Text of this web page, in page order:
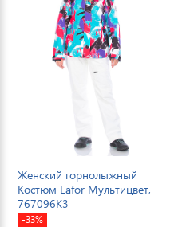
Женский горнолыжный
Костюм Lafor Мультицвет,
767096K3
-33%